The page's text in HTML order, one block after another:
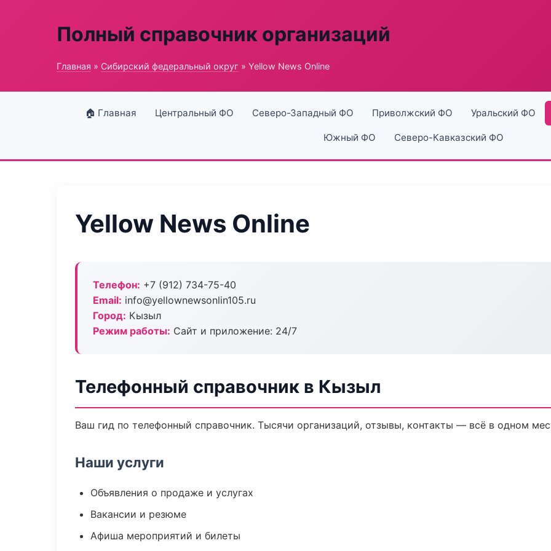
Полный справочник организаций
Главная » Сибирский федеральный округ » Yellow News Online
🏠 Главная Центральный ФО Северо-Западный ФО Приволжский ФО Уральский ФО
Южный ФО Северо-Кавказский ФО
Yellow News Online
Телефон: +7 (912) 734-75-40
Email: info@yellownewsonlin105.ru
Город: Кызыл
Режим работы: Сайт и приложение: 24/7
Телефонный справочник в Кызыл
Ваш гид по телефонный справочник. Тысячи организаций, отзывы, контакты — всё в одном
Наши услуги
Объявления о продаже и услугах
Вакансии и резюме
Афиша мероприятий и билеты